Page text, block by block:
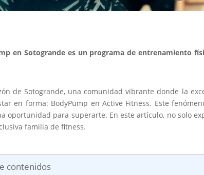
en Sotogrande es un programa de entrenamiento
de Sotogrande, una comunidad vibrante donde la
en forma: BodyPump en Active Fitness. Este
oportunidad para superarte. En este artículo, no solo
familia de fitness.
contenidos